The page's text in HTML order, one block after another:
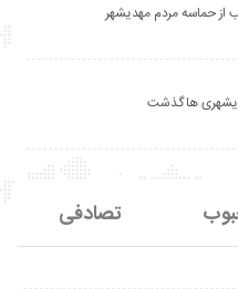
حماسه مردم مهدیشهر
تصادفی